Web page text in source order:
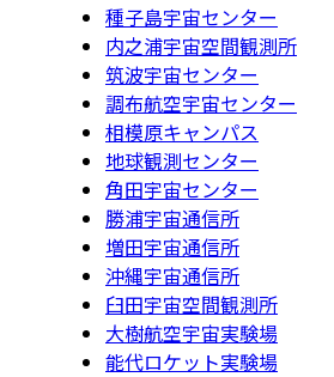
種子島宇宙センター
内之浦宇宙空間観測所
筑波宇宙センター
調布航空宇宙センター
相模原キャンパス
地球観測センター
角田宇宙センター
勝浦宇宙通信所
増田宇宙通信所
沖縄宇宙通信所
臼田宇宙空間観測所
大樹航空宇宙実験場
能代ロケット実験場